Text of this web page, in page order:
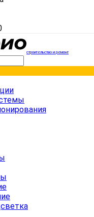
строительство и ремонт